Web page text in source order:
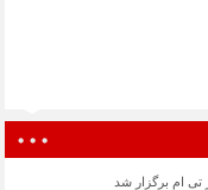
تی ام برگزار شد